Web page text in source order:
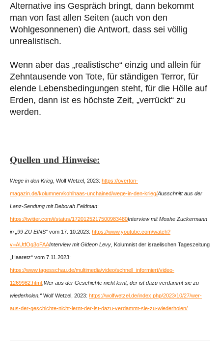
Alternative ins Gespräch bringt, dann bekommt
man von fast allen Seiten (auch von den
Wohlgesonnenen) die Antwort, dass sei völlig
unrealistisch.
Wenn aber das „realistische“ einzig und allein für
Zehntausende von Tote, für ständigen Terror, für
elende Lebensbedingungen steht, für die Hölle auf
Erden, dann ist es höchste Zeit, „verrückt“ zu
werden.
Quellen und Hinweise:
Wege in den Krieg, Wolf Wetzel, 2023: https://overton-
magazin.de/kolumnen/kohlhaas-unchained/wege-in-den-krieg/Ausschnitt aus der
Lanz-Sendung mit Deborah Feldman:
https://twitter.com/i/status/1720125217500983480Interview mit Moshe Zuckermann
in „99 ZU EINS“ vom 17. 10.2023: https://www.youtube.com/watch?
v=AUtfOq3oFAAInterview mit Gideon Levy, Kolumnist der israelischen Tageszeitung
„Haaretz“ vom 7.11.2023:
https://www.tagesschau.de/multimedia/video/schnell_informiert/video-
1269982.html„Wer aus der Geschichte nicht lernt, der ist dazu verdammt sie zu
wiederholen.“ Wolf Wetzel, 2023: https://wolfwetzel.de/index.php/2023/10/27/wer-
aus-der-geschichte-nicht-lernt-der-ist-dazu-verdammt-sie-zu-wiederholen/